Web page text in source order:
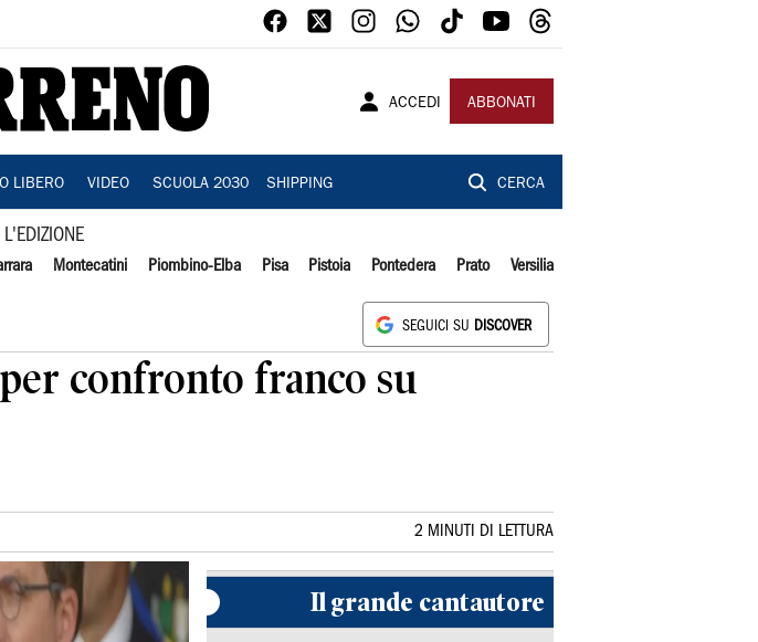
ACCEDI ABBONATI
LIBERO VIDEO SCUOLA 2030 SHIPPING CERCA
L'EDIZIONE
Montecatini Piombino-Elba Pisa Pistoia Pontedera Prato Versilia
SEGUICI SU DISCOVER
confronto franco su
2 MINUTI DI LETTURA
Il grande cantautore